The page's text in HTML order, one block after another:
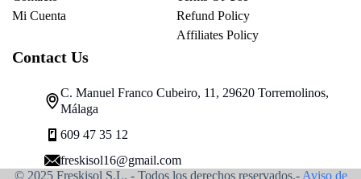
Mi Cuenta
Refund Policy
Affiliates Policy
Contact Us
C. Manuel Franco Cubeiro, 11, 29620 Torremolinos,
Málaga
609 47 35 12
freskisol16@gmail.com
© 2025 Freskisol S.L. - Todos los derechos reservados.- Aviso de